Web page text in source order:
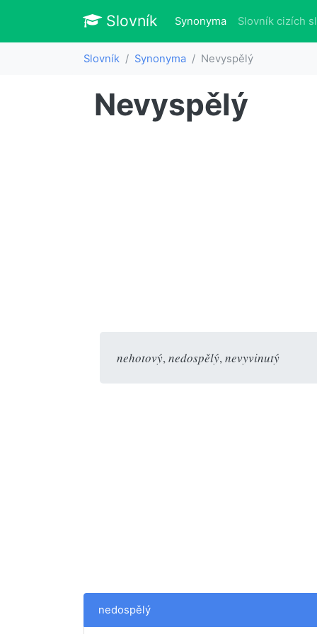
Slovník Slovník
Synonyma(aktuálně)
Slovník cizích
Slovník Synonyma Nevyspělý
Nevyspělý
nehotový, nedospělý, nevyvinutý
nedospělý